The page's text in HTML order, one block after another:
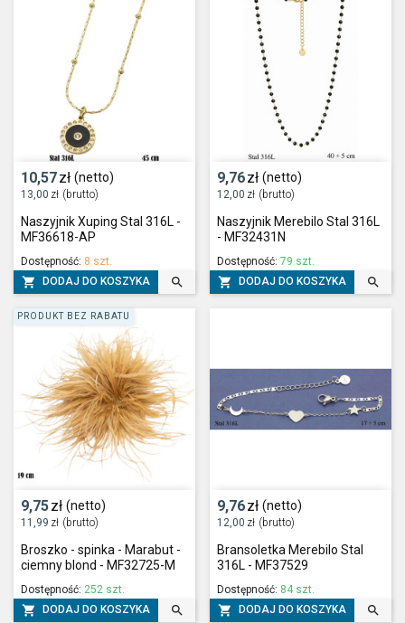
10,57zł (netto)
13,00 zł (brutto)
Naszyjnik Xuping Stal 316L -
MF36618-AP
Dostępność: 8 szt.
 DODAJ DO KOSZYKA 
9,76zł (netto)
12,00 zł (brutto)
Naszyjnik Merebilo Stal 316L
- MF32431N
Dostępność: 79 szt.
 DODAJ DO KOSZYKA 
9,75zł (netto)
11,99 zł (brutto)
Broszko - spinka - Marabut -
ciemny blond - MF32725-M
Dostępność: 252 szt.
 DODAJ DO KOSZYKA 
PRODUKT BEZ RABATU
9,76zł (netto)
12,00 zł (brutto)
Bransoletka Merebilo Stal
316L - MF37529
Dostępność: 84 szt.
 DODAJ DO KOSZYKA 